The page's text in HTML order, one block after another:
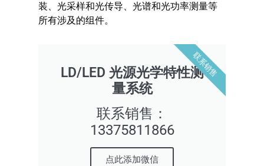
装、光采样和光传导、光谱和光功率测量等
所有涉及的组件。
LD/LED 光源光学特性测
量系统
联系销售：
13375811866
点此添加微信
联系销售